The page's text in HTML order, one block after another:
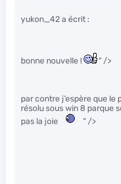
yukon_42 a écrit :
bonne nouvelle ! " />
par contre j’espère que
résolu sous win 8 parque
pas la joie
" />